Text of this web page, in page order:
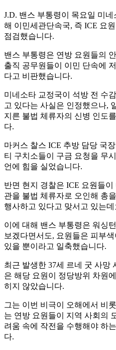
J.D. 밴스 부통령이 목요일 미
해 이민세관단속국, 즉 ICE 요
점검했습니다.
밴스 부통령은 연방 요원들의
출직 공무원들이 이민 단속에
다고 비판했습니다.
미네소타 교정국이 석방 전 수
고 있다는 사실은 인정했으나,
지른 불법 체류자의 신병 인도
다.
마커스 찰스 ICE 추방 담당 국
티 구치소들이 구금 요청을 무
언에 힘을 실었습니다.
반면 현지 경찰은 ICE 요원들
관을 불법 체류자로 오인해 총
행사하고 있다고 맞서고 있는데
이에 대해 밴스 부통령은 워싱
보겠다면서도, 요원들은 피부
있을 뿐이라고 일축했습니다.
최근 발생한 37세 르네 굿 사망
은 해당 요원이 정당방위 차원
히지 않았습니다.
그는 이번 비극이 오해에서 비
는 연방 요원들이 지역 사회의
려움 속에 작전을 수행해야 하
다.